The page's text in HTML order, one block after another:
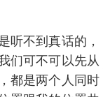
听不到真话的，
们可不可以先从
都是两个人同时